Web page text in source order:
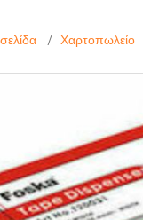
/ Χαρτοπωλείο